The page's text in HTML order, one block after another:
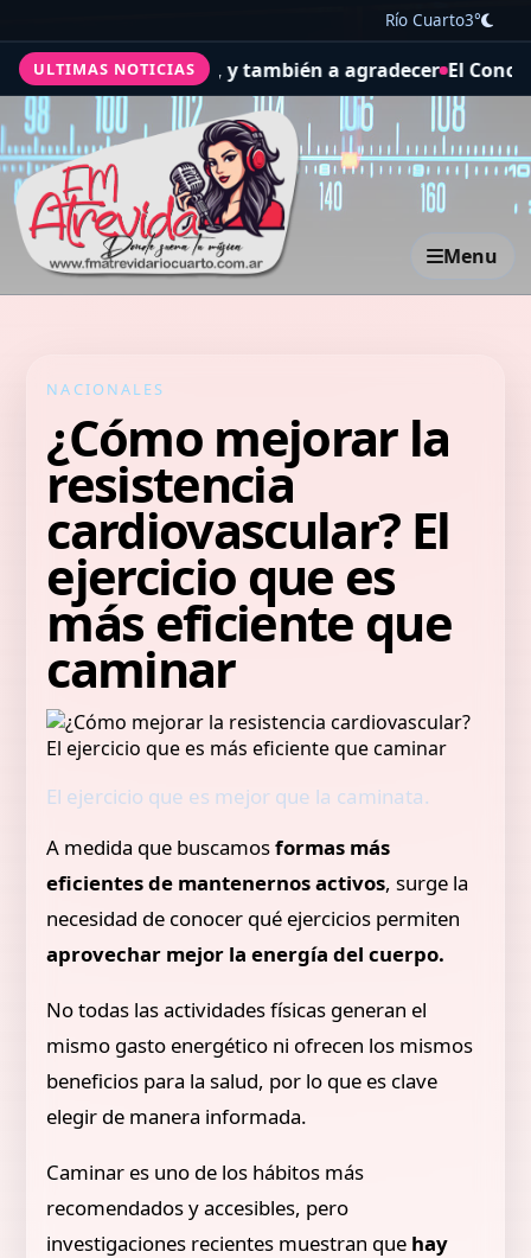
Río Cuarto3°
ULTIMAS NOTICIAS
y el trabajo, y también a agradecer El Concejo
Menu
NACIONALES
¿Cómo mejorar la
resistencia
cardiovascular? El
ejercicio que es
más eficiente que
caminar
El ejercicio que es mejor que la caminata.
A medida que buscamosformas más
eficientes de mantenernos activos, surge la
necesidad de conocer qué ejercicios permiten
aprovechar mejor la energía del cuerpo.
No todas las actividades físicas generan el
mismo gasto energético ni ofrecen los mismos
beneficios para la salud, por lo que es clave
elegir de manera informada.
Caminar es uno de los hábitos más
recomendados y accesibles, pero
investigaciones recientes muestran que hay